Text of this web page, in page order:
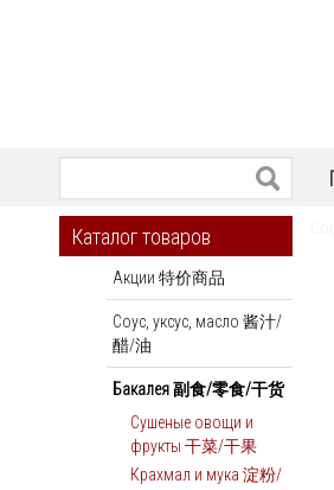
Каталог товаров
Акции 特价商品
Соус, уксус, масло 酱汁/
醋/油
Бакалея 副食/零食/干货
Сушеные овощи и
фрукты 干菜/干果
Крахмал и мука 淀粉/